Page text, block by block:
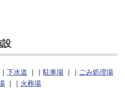
下水道 ｜｜ 駐車場｜｜ ごみ処理場
｜｜ 火葬場